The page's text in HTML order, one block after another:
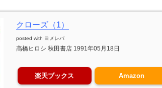
クローズ（1）
posted with ヨメレバ
高橋ヒロシ 秋田書店 1991年05月18日
楽天ブックス Amazon